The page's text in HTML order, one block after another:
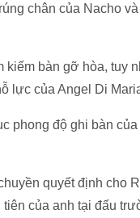
chân của Nacho
kiếm bàn gỡ hòa, tuy
lực của Angel Di
phong độ ghi bàn
quyết định cho
của anh tại đấu